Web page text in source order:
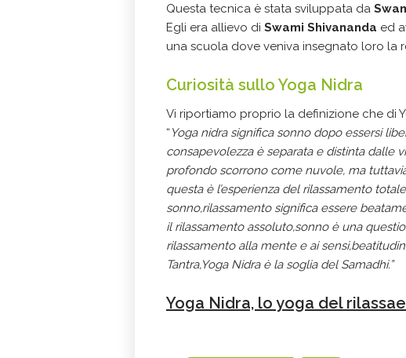
Questa tecnica è stata sviluppata da
Egli era allievo di Swami Shivananda ed
una scuola dove veniva insegnato loro la
Curiosità sullo Yoga Nidra
Vi riportiamo proprio la definizione che di
“ Yoga nidra significa sonno dopo essersi
consapevolezza è separata e distinta dalle
profondo scorrono come nuvole, ma
questa è l’esperienza del rilassamento
sonno,rilassamento significa essere
il rilassamento assoluto,sonno è una
rilassamento alla mente e ai
Tantra,Yoga Nidra è la soglia del Samadhi.”
Yoga Nidra, lo yoga del